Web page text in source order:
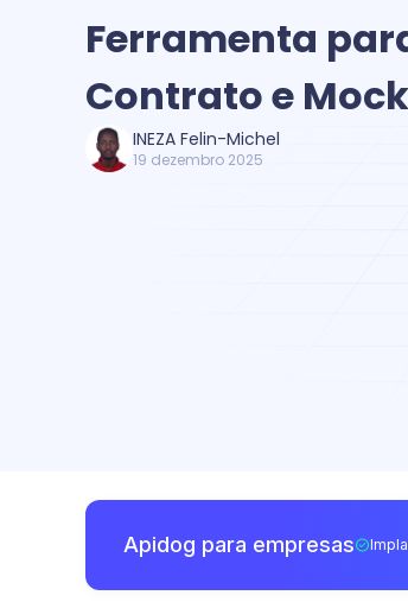
Ferramenta
Contrato e
INEZA Felin-Michel
19 dezembro 2025
Apidog para empresas